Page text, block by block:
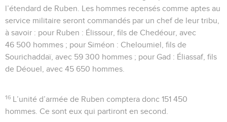
l’étendard de Ruben. Les hommes recensés comme aptes au
service militaire seront commandés par un chef de leur tribu,
à savoir : pour Ruben : Élissour, fils de Chedéour, avec
46 500 hommes ; pour Siméon : Cheloumiel, fils de
Sourichaddaï, avec 59 300 hommes ; pour Gad : Éliassaf, fils
de Déouel, avec 45 650 hommes.
16 L’unité d’armée de Ruben comptera donc 151 450
hommes. Ce sont eux qui partiront en second.